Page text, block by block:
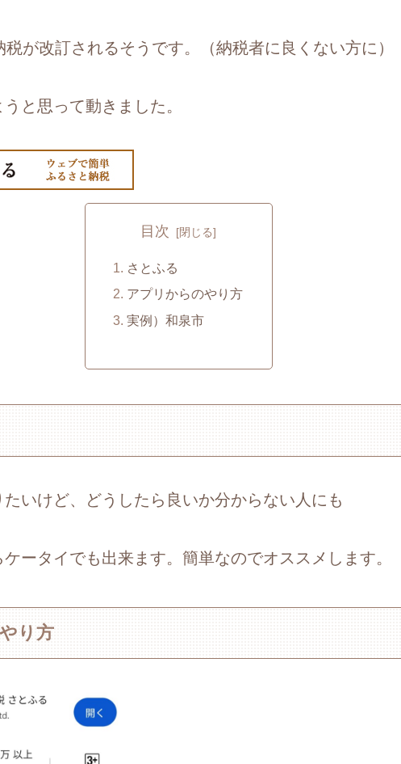
が改訂されるそうです。（納税者に良くない方に）
と思って動きました。
目次
さとふる
アプリからのやり方
実例）和泉市
いけど、どうしたら良いか分からない人にも
ケータイでも出来ます。簡単なのでオススメします。
り方